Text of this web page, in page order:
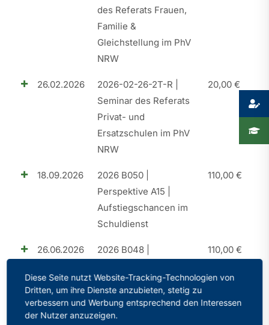
Recht
des Referats Frauen,
Familie &
Gleichstellung im PhV
NRW
26.02.2026
2026-02-26-2T-R |
Seminar des Referats
Privat- und
Ersatzschulen im PhV
NRW
20,00 €
18.09.2026
2026 B050 |
Perspektive A15 |
Aufstiegschancen im
Schuldienst
110,00 €
26.06.2026
2026 B048 |
Aufstiegschancen im
Schuldienst
110,00 €
Diese Seite nutzt Website-Tracking-Technologien von
Dritten, um ihre Dienste anzubieten, stetig zu
verbessern und Werbung entsprechend den Interessen
der Nutzer anzuzeigen.